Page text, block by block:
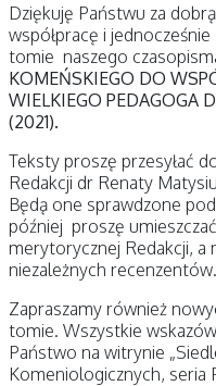
Dziękuję Państwu za
współpracę i
tomie naszego
KOMEŃSKIEGO DO
WIELKIEGO PEDAGOGA
(2021).
Teksty proszę przesyłać
Redakcji dr Renaty
Będą one sprawdzone
później proszę
merytorycznej Redakcji, a
niezależnych recenzentów.
Zapraszamy również
tomie. Wszystkie
Państwo na witrynie
Komeniologicznych, seria